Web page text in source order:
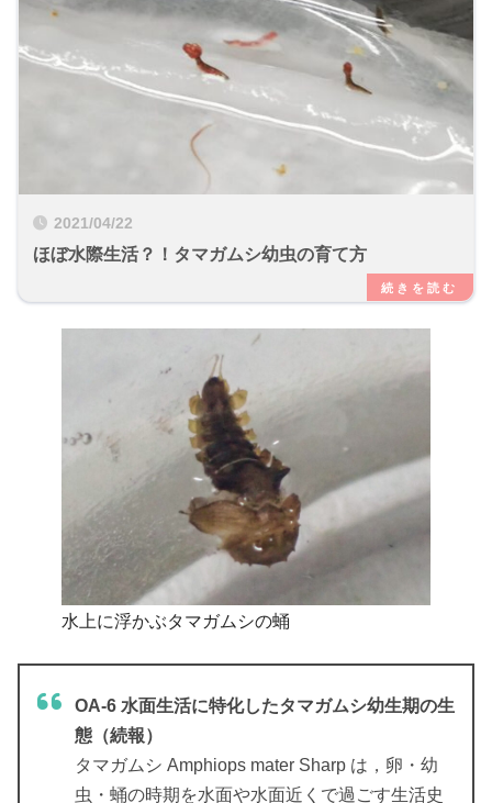
2021/04/22
ほぼ水際生活？！タマガムシ幼虫の育て方
水上に浮かぶタマガムシの蛹
OA-6 水面生活に特化したタマガムシ幼生期の生
態（続報）
タマガムシ Amphiops mater Sharp は，卵・幼
虫・蛹の時期を水面や水面近くで過ごす生活史